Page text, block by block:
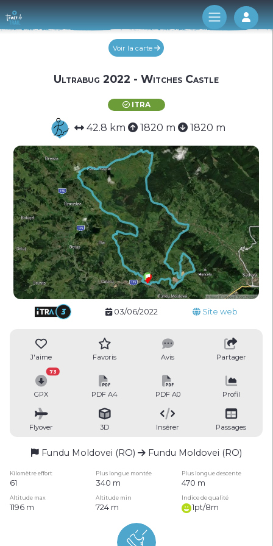
Log
Voir la carte
Ultrabug 2022 - Witches Castle
ITRA
42.8 km 1820 m 1820 m
03/06/2022 Site web
J'aime Favoris Avis Partager
GPX
73
PDF A4 PDF A0 Profil
Flyover 3D Insérer Passages
Fundu Moldovei (RO) Fundu Moldovei (RO)
Kilomètre effort Plus longue montée Plus longue descente
61 340 m 470 m
Altitude max Altitude min Indice de qualité
1196 m 724 m 1pt/8m